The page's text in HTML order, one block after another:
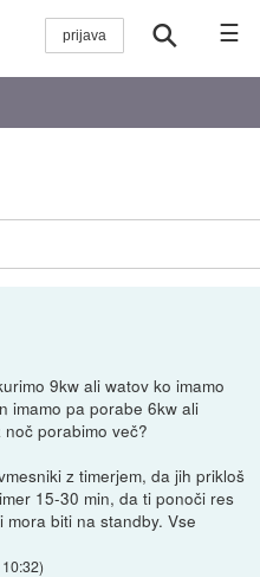
☰
9kw ali watov ko imamo
imamo pa porabe 6kw ali
porabimo več?
z timerjem, da jih prikloš
15-30 min, da ti ponoči res
biti na standby. Vse
)